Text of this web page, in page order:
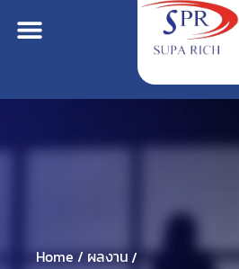
Home / ผลงาน/